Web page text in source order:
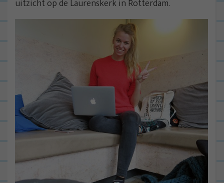
uitzicht op de Laurenskerk in Rotterdam.